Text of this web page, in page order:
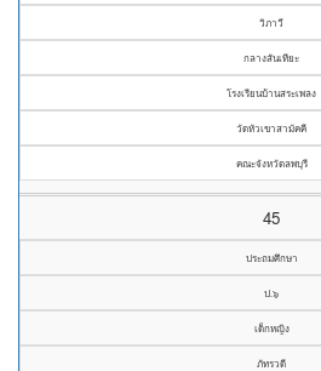
วิภาวี
กลางสันเทียะ
โรงเรียนบ้านสระเพลง
วัดหัวเขาสามัคคี
คณะจังหวัดลพบุรี
45
ประถมศึกษา
ป.๖
เด็กหญิง
ภัทรวดี